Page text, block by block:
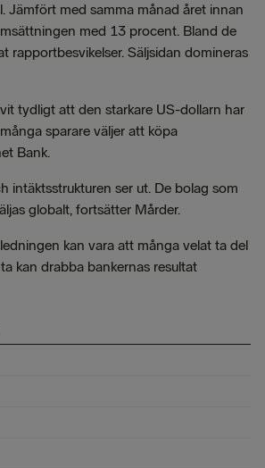
Jämfört med samma månad året innan
med 13 procent. Bland de
rapportbesvikelser. Säljsidan domineras
tydligt att den starkare US-dollarn har
sparare väljer att köpa
Bank.
intäktsstrukturen ser ut. De bolag som
globalt, fortsätter Mårder.
kan vara att många velat ta del
kan drabba bankernas resultat